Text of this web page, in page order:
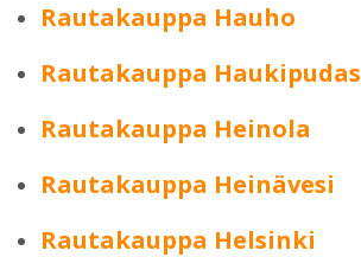
Rautakauppa Hauho
Rautakauppa Haukipudas
Rautakauppa Heinola
Rautakauppa Heinävesi
Rautakauppa Helsinki